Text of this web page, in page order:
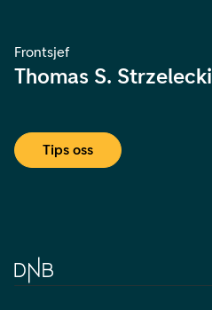
Frontsjef
Thomas S. Strzelecki
Tips oss